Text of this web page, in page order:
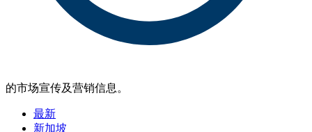
的市场宣传及营销信息。
最新
新加坡